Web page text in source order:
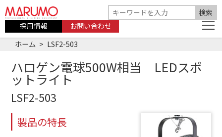
採用情報 お問い合わせ
ホーム LSF2-503
ハロゲン電球500W相当 LEDスポ
ットライト
LSF2-503
製品の特長